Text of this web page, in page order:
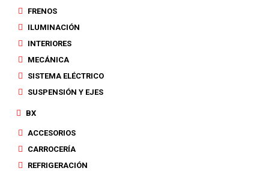
FRENOS
ILUMINACIÓN
INTERIORES
MECÁNICA
SISTEMA ELÉCTRICO
SUSPENSIÓN Y EJES
BX
ACCESORIOS
CARROCERÍA
REFRIGERACIÓN